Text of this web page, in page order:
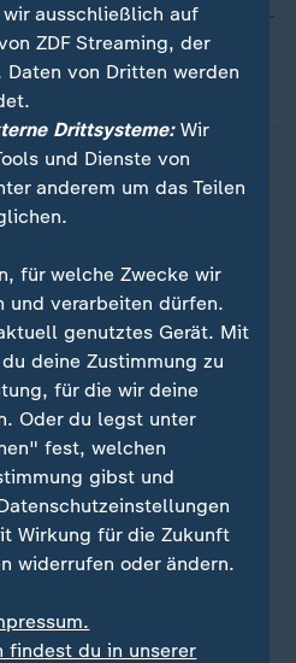
zu den Personalien des Trump-
gegen Politiker
war die Sorge vor
in denUSAgroß. Vorfälle
damaligen
Trump befeuerten die
Zeiten bevor
Lage danach
2022 wurde der
US-Spitzenpolitikerin
im Wohnhaus des
ausschließlich auf
ZDF Streaming, der
Daten von Dritten werden
Drittsysteme:Wir
und Dienste von
anderem um das Teilen
für welche Zwecke wir
und verarbeiten dürfen.
genutztes Gerät. Mit
deine Zustimmung zu
für die wir deine
Oder du legst unter
fest, welchen
gibst und
Wirkung für die Zukunft
widerrufen oder ändern.
findest du in unserer